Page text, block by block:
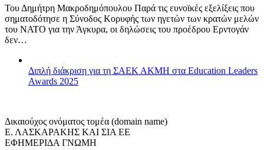
Του Δημήτρη Μακροδημόπουλου Παρά τις ευνοϊκές εξελίξεις που
σηματοδότησε η Σύνοδος Κορυφής των ηγετών των κρατών μελών
του ΝΑΤΟ για την Άγκυρα, οι δηλώσεις του προέδρου Ερντογάν
δεν…
Διπλή διάκριση για τη ΣΑΕΚ ΑΚΜΗ στα Education Leaders
Awards 2025
Δικαιούχος ονόματος τομέα (domain name)
Ε. ΛΑΣΚΑΡΑΚΗΣ ΚΑΙ ΣΙΑ ΕΕ
ΕΦΗΜΕΡΙΔΑ ΓΝΩΜΗ